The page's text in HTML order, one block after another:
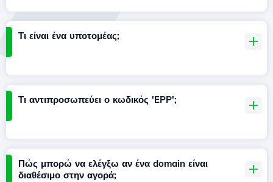
Τι είναι ένα υποτομέας;
Τι αντιπροσωπεύει ο κωδικός 'EPP';
Πώς μπορώ να ελέγξω αν ένα domain είναι
διαθέσιμο στην αγορά;